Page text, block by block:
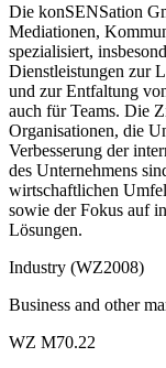
Die konSENSation
Mediationen,
spezialisiert,
Dienstleistungen zur
und zur Entfaltung
auch für Teams. Die
Organisationen, die
Verbesserung der
des Unternehmens
wirtschaftlichen
sowie der Fokus auf
Lösungen.
Industry (WZ2008)
Business and other
WZ M70.22